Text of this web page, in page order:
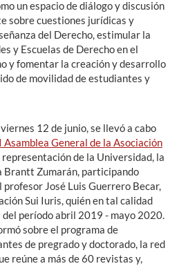
un espacio de diálogo y discusión
sobre cuestiones jurídicas y
del Derecho, estimular la
y Escuelas de Derecho en el
y fomentar la creación y desarrollo
de movilidad de estudiantes y
12 de junio, se llevó a cabo
Asamblea General de la Asociación
de la Universidad, la
Brantt Zumarán, participando
profesor José Luis Guerrero Becar,
Sui Iuris, quién en tal calidad
del período abril 2019 - mayo 2020.
sobre el programa de
de pregrado y doctorado, la red
reúne a más de 60 revistas y,